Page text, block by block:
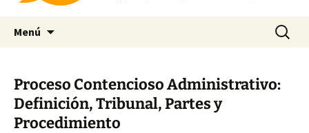
Menú Buscar:
Proceso Contencioso Administrativo:
Definición, Tribunal, Partes y
Procedimiento